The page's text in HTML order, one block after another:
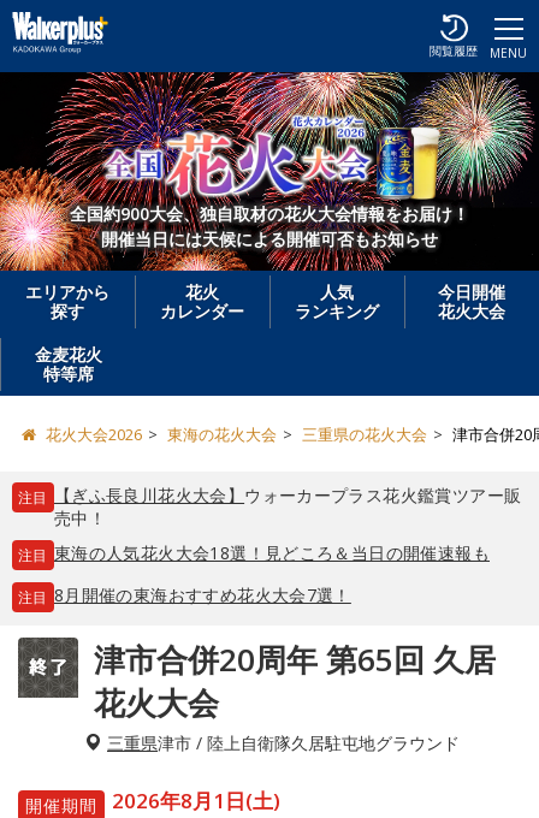
MENU
閲覧履歴
全国約900大会、独自取材の花火大会情報をお届け！
開催当日には天候による開催可否もお知らせ
エリアから
探す
花火
カレンダー
人気
ランキング
今日開催
花火大会
金麦花火
特等席
花火大会2026 東海の花火大会 三重県の花火大会 津市合併20
注目 【ぎふ長良川花火大会】 ウォーカープラス花火鑑賞ツアー販
売中！
注目 東海の人気花火大会18選！見どころ＆当日の開催速報も
注目 8月開催の東海おすすめ花火大会7選！
津市合併20周年 第65回 久居
花火大会
三重県津市 / 陸上自衛隊久居駐屯地グラウンド
開催期間 2026年8月1日(土)